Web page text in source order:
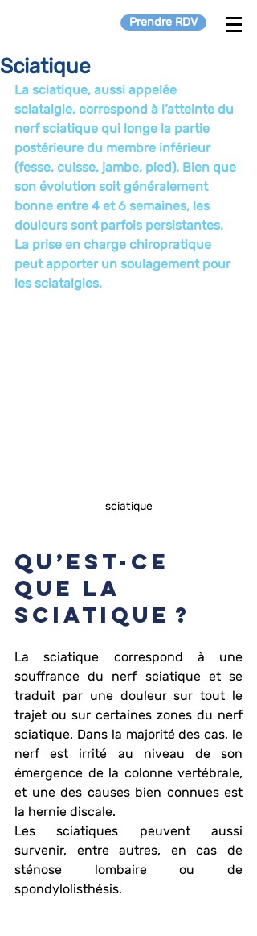
Prendre RDV
Sciatique
La sciatique, aussi appelée
sciatalgie, correspond à l’atteinte du
nerf sciatique qui longe la partie
postérieure du membre inférieur
(fesse, cuisse, jambe, pied). Bien que
son évolution soit généralement
bonne entre 4 et 6 semaines, les
douleurs sont parfois persistantes.
La prise en charge chiropratique
peut apporter un soulagement pour
les sciatalgies.
sciatique
Qu’est-ce
que la
sciatique ?
La sciatique correspond à une
souffrance du nerf sciatique et se
traduit par une douleur sur tout le
trajet ou sur certaines zones du nerf
sciatique. Dans la majorité des cas, le
nerf est irrité au niveau de son
émergence de la colonne vertébrale,
et une des causes bien connues est
la hernie discale.
Les sciatiques peuvent aussi
survenir, entre autres, en cas de
sténose lombaire ou de
spondylolisthésis.